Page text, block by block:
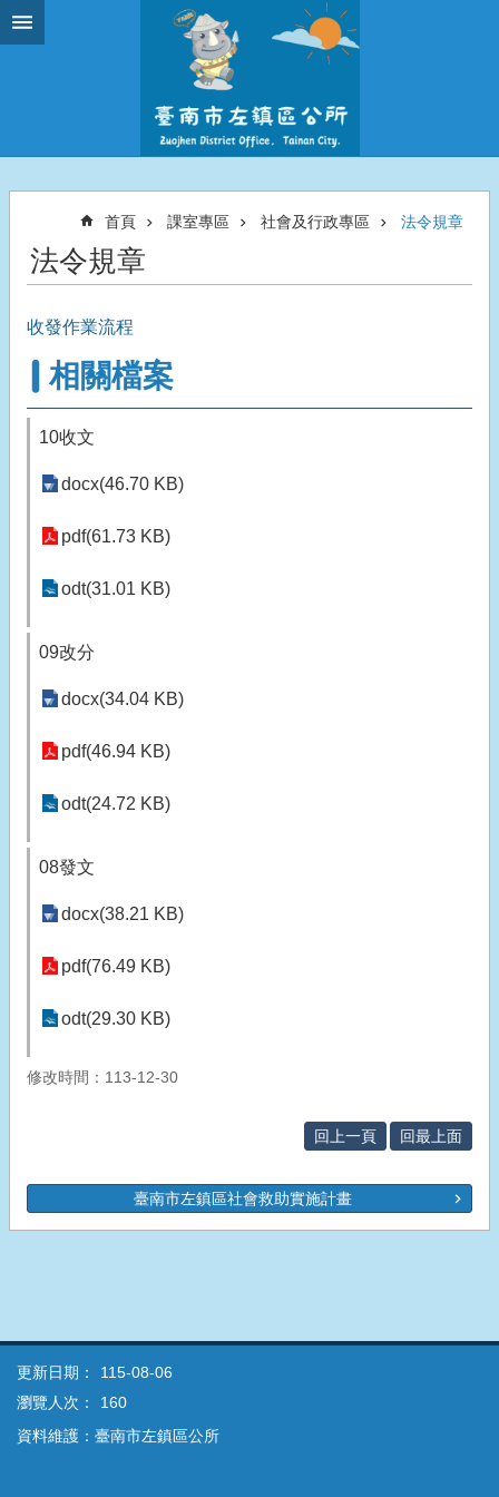
跳到主要內容區塊
首頁 課室專區 社會及行政專區 法令規章
法令規章
收發作業流程
相關檔案
10收文
docx(46.70 KB)
pdf(61.73 KB)
odt(31.01 KB)
09改分
docx(34.04 KB)
pdf(46.94 KB)
odt(24.72 KB)
08發文
docx(38.21 KB)
pdf(76.49 KB)
odt(29.30 KB)
修改時間：113-12-30
回上一頁 回最上面
臺南市左鎮區社會救助實施計畫
更新日期：
115-08-06
瀏覽人次：
160
資料維護：臺南市左鎮區公所